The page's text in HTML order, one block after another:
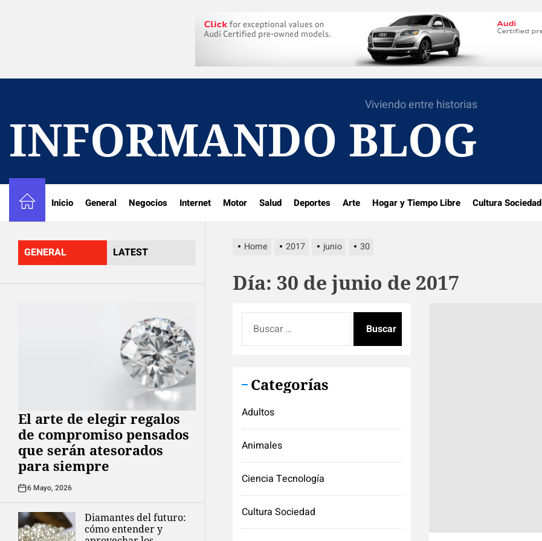
Viviendo entre historias
INFORMANDO BLOG
Inicio General Negocios Internet Motor Salud Deportes Arte Hogar y Tiempo Libre Cultura Sociedad
GENERAL LATEST
El arte de elegir regalos
de compromiso pensados
que serán atesorados
para siempre
6 Mayo, 2026
Diamantes del futuro:
cómo entender y
Home 2017 junio 30
Día: 30 de junio de 2017
Categorías
Adultos
Animales
Ciencia Tecnología
Cultura Sociedad